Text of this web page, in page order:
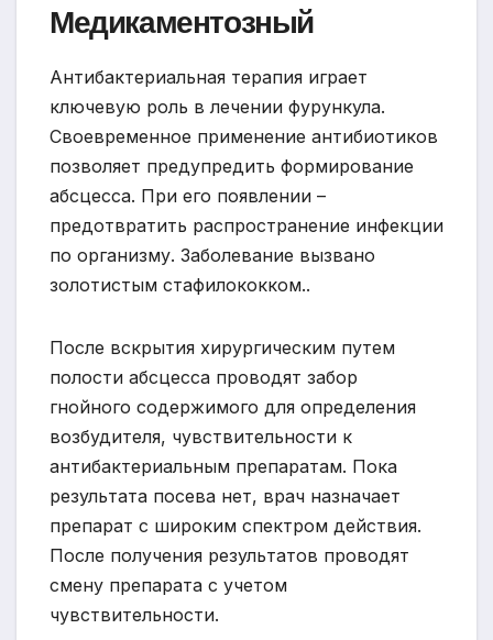
Медикаментозный
Антибактериальная терапия играет
ключевую роль в лечении фурункула.
Своевременное применение антибиотиков
позволяет предупредить формирование
абсцесса. При его появлении –
предотвратить распространение инфекции
по организму. Заболевание вызвано
золотистым стафилококком..
После вскрытия хирургическим путем
полости абсцесса проводят забор
гнойного содержимого для определения
возбудителя, чувствительности к
антибактериальным препаратам. Пока
результата посева нет, врач назначает
препарат с широким спектром действия.
После получения результатов проводят
смену препарата с учетом
чувствительности.